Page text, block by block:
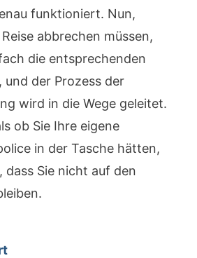
funktioniert. Nun,
abbrechen müssen,
die entsprechenden
und der Prozess der
wird in die Wege geleitet.
ob Sie Ihre eigene
in der Tasche hätten,
dass Sie nicht auf den